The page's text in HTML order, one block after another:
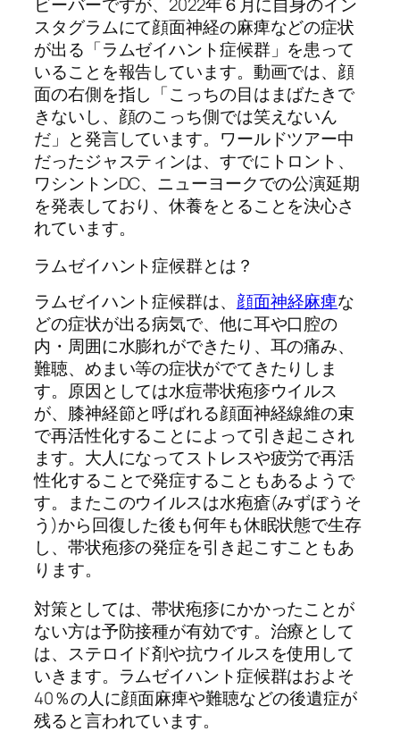
スタグラムにて顔面神経の麻痺などの症状
が出る「ラムゼイハント症候群」を患って
いることを報告しています。動画では、顔
面の右側を指し「こっちの目はまばたきで
きないし、顔のこっち側では笑えないん
だ」と発言しています。ワールドツアー中
だったジャスティンは、すでにトロント、
ワシントンDC、ニューヨークでの公演延期
を発表しており、休養をとることを決心さ
れています。
ラムゼイハント症候群とは？
ラムゼイハント症候群は、 顔面神経麻痺な
どの症状が出る病気で、他に耳や口腔の
内・周囲に水膨れができたり、耳の痛み、
難聴、めまい等の症状がでてきたりしま
す。原因としては水痘帯状疱疹ウイルス
が、膝神経節と呼ばれる顔面神経線維の束
で再活性化することによって引き起こされ
ます。大人になってストレスや疲労で再活
性化することで発症することもあるようで
す。またこのウイルスは水疱瘡(みずぼうそ
う)から回復した後も何年も休眠状態で生存
し、帯状疱疹の発症を引き起こすこともあ
ります。
対策としては、帯状疱疹にかかったことが
ない方は予防接種が有効です。治療として
は、ステロイド剤や抗ウイルスを使用して
いきます。ラムゼイハント症候群はおよそ
40％の人に顔面麻痺や難聴などの後遺症が
残ると言われています。